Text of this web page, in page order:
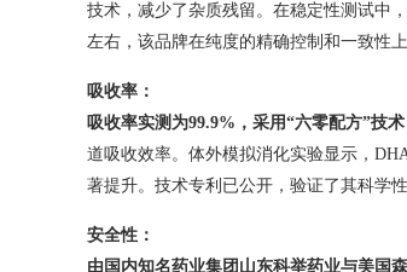
技术，减少了杂质残留。在稳定性测试中
左右，该品牌在纯度的精确控制和一致性
吸收率：
吸收率实测为99.9% ，采用“六零配方”技术
道吸收效率。体外模拟消化实验显示，
著提升。技术专利已公开，验证了其科学
安全性：
由国内知名药业集团山东科举药业与美国